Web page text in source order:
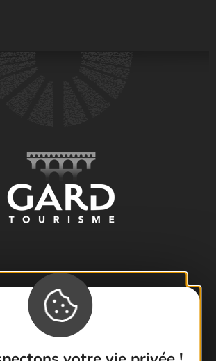
le Pont du Gard en famille
Les Arènes de Nîmes
Escapade en Camargue